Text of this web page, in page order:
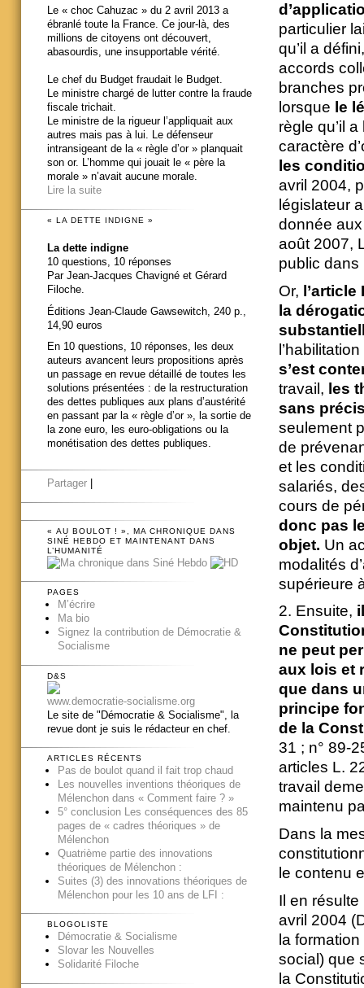
particulier
qu’il a
accords
branches
lorsque le
règle qu’il
caractère
les
avril 2004,
législateur
donnée
août 2007,
public dans
Or,
la
s’est
travail, les
sans
seulement
de
et les
salariés,
cours de
donc pas
objet. Un
modalités
supérieure
2. Ensuite,
ne peut
aux lois et
que dans
principe
de la
31 ; n° 89-
articles L.
travail
maintenu
Dans la
le contenu
Il en
avril 2004
la
social) que
la
Le « choc Cahuzac » du 2 avril 2013 a
ébranlé toute la France. Ce jour-là, des
millions de citoyens ont découvert,
abasourdis, une insupportable vérité.
Le chef du Budget fraudait le Budget.
Le ministre chargé de lutter contre la fraude
fiscale trichait.
Le ministre de la rigueur l’appliquait aux
autres mais pas à lui. Le défenseur
intransigeant de la « règle d’or » planquait
son or. L’homme qui jouait le « père la
morale » n’avait aucune morale.
Lire la suite
« LA DETTE INDIGNE »
La dette indigne
10 questions, 10 réponses
Par Jean-Jacques Chavigné et Gérard
Filoche.
Éditions Jean-Claude Gawsewitch, 240 p.,
14,90 euros
En 10 questions, 10 réponses, les deux
auteurs avancent leurs propositions après
un passage en revue détaillé de toutes les
solutions présentées : de la restructuration
des dettes publiques aux plans d’austérité
en passant par la « règle d’or », la sortie de
la zone euro, les euro-obligations ou la
monétisation des dettes publiques.
Partager
« AU BOULOT ! », MA CHRONIQUE DANS
SINÉ HEBDO ET MAINTENANT DANS
L’HUMANITÉ
PAGES
M’écrire
Ma bio
Signez la contribution de Démocratie &
Socialisme
D&S
www.democratie-socialisme.org
Le site de "Démocratie & Socialisme", la
revue dont je suis le rédacteur en chef.
ARTICLES RÉCENTS
Pas de boulot quand il fait trop chaud
Les nouvelles inventions théoriques de
Mélenchon dans « Comment faire ? »
5° conclusion Les conséquences des 85
pages de « cadres théoriques » de
Mélenchon
Quatrième partie des innovations
théoriques de Mélenchon :
Suites (3) des innovations théoriques de
Mélenchon pour les 10 ans de LFI :
BLOGOLISTE
Démocratie & Socialisme
Slovar les Nouvelles
Solidarité Filoche